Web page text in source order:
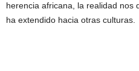
herencia africana, la realidad nos
ha extendido hacia otras culturas.